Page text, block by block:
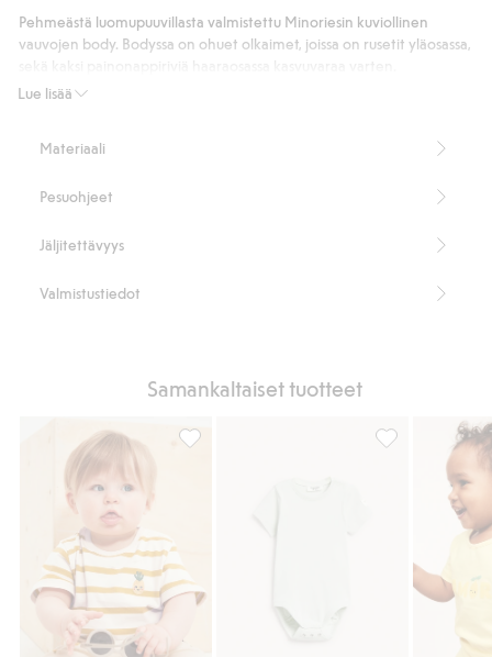
ääneen
Lue lisää
Pehmeästä luomupuuvillasta valmistettu Minoriesin kuviollinen
vauvojen body. Bodyssa on ohuet olkaimet, joissa on rusetit yläosassa,
Kasvuvaran ansiosta lapsi voi käyttää samaa vaatetta pidempään.
Tuotenumero
Materiaali
Pesuohjeet
Jäljitettävyys
Valmistustiedot
Samankaltaiset tuotteet
Lyhythihainen raidallinen vauvojen body,
Lyhythihainen